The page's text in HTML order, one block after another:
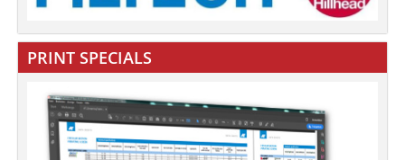
PRINT SPECIALS